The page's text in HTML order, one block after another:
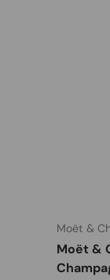
Moët &
Moët &